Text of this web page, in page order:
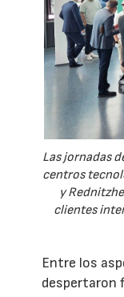
Las jornadas
centros
y
clientes
Entre los
despertaron